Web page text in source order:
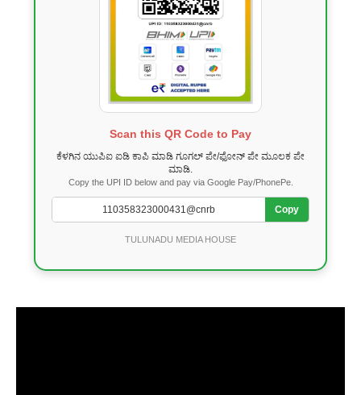
Scan this QR Code to Pay
ಕೆಳಗಿನ ಯುಪಿಐ ಐಡಿ ಕಾಪಿ ಮಾಡಿ ಗೂಗಲ್ ಪೇ/ಫೋನ್ ಪೇ ಮೂಲಕ ಪೇ
ಮಾಡಿ.
Copy the UPI ID below and pay via Google Pay/PhonePe.
Copy
TULUNADU MEDIA HOUSE